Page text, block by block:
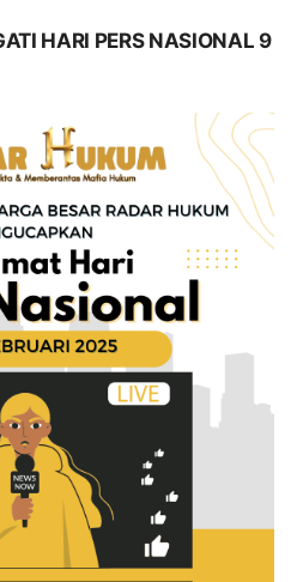
HARI PERS NASIONAL 9